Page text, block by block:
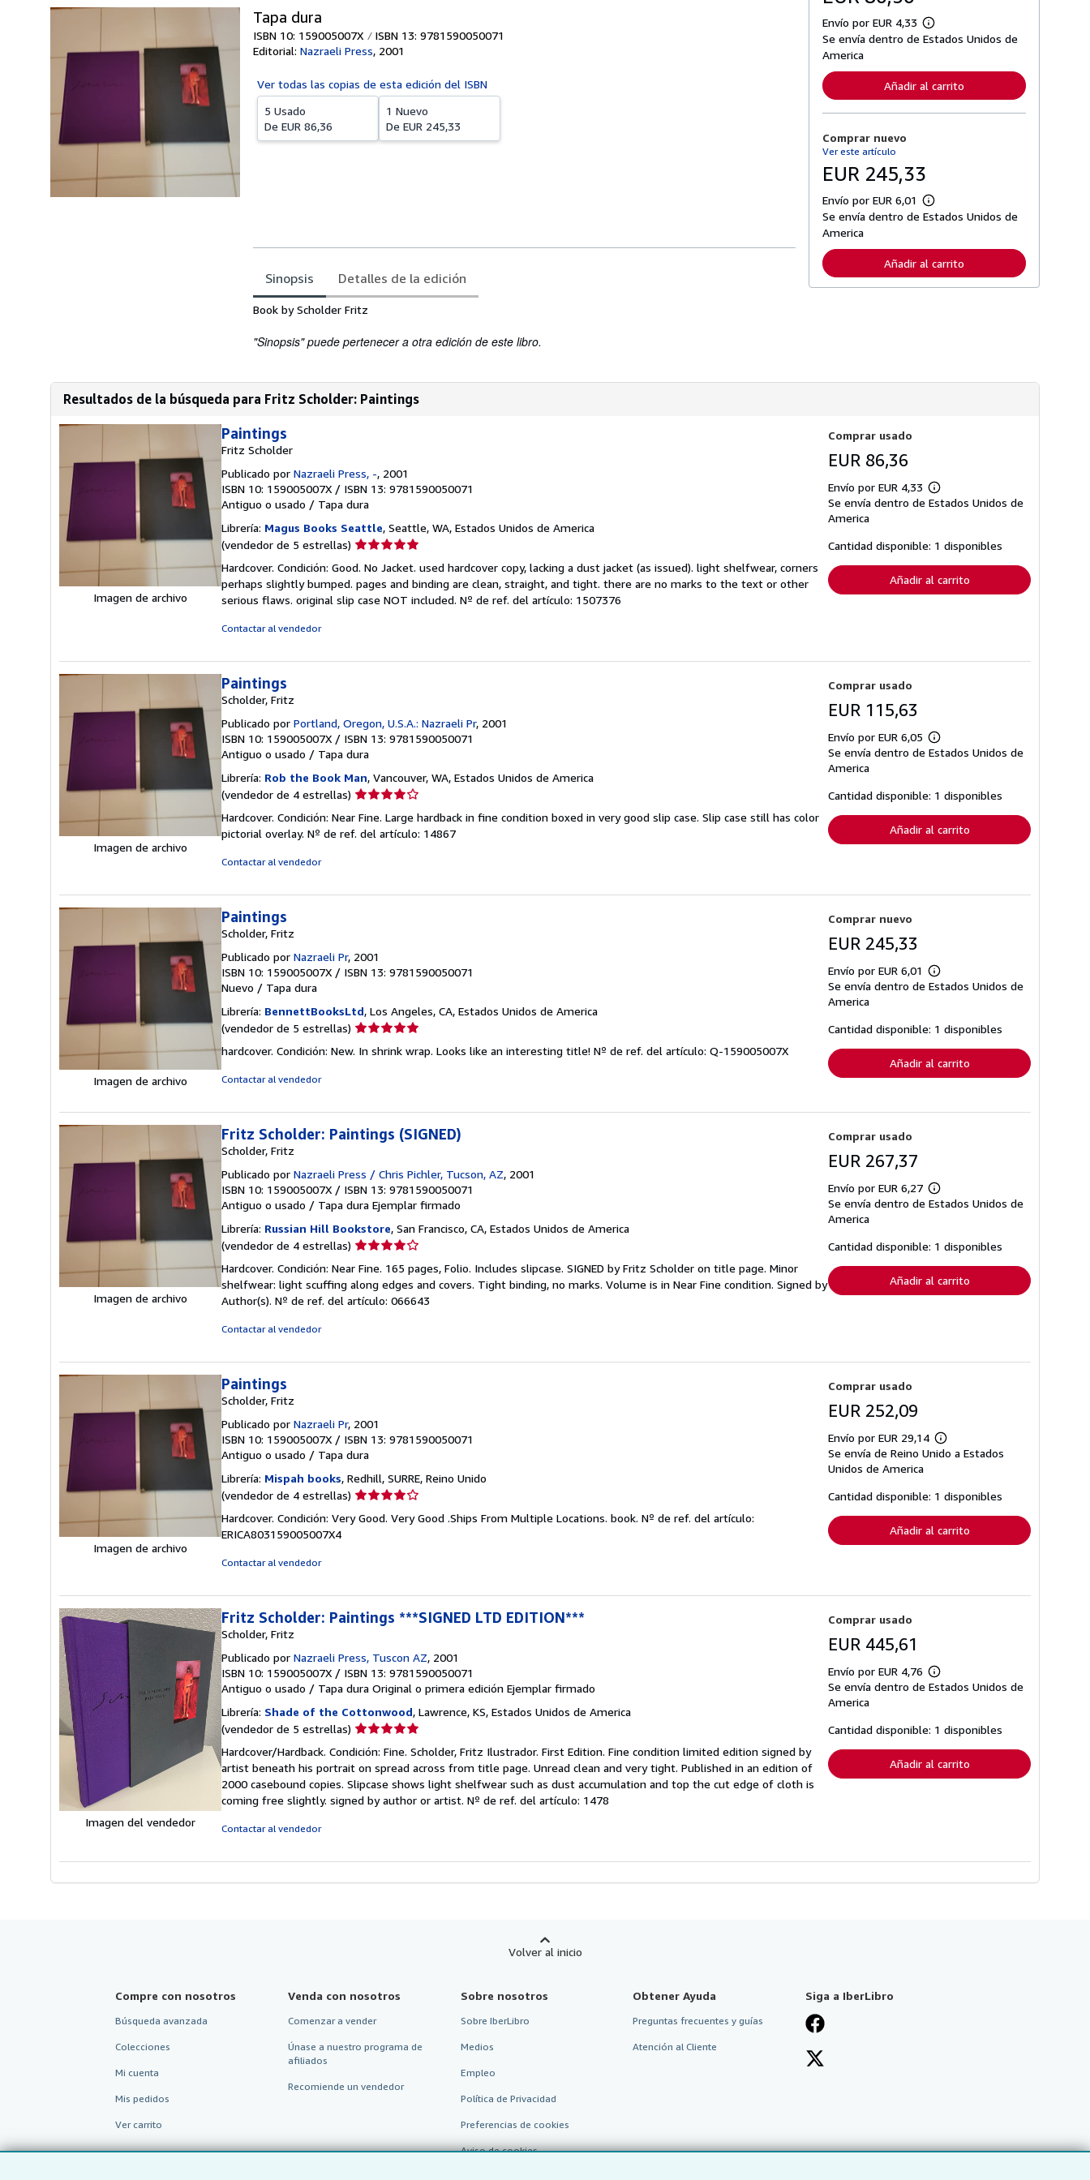
Tapa dura
ISBN 10: 159005007X ISBN 13: 9781590050071
Editorial: Nazraeli Press, 2001
Ver todas las copias de esta edición del ISBN
5 Usado
De EUR 86,36
1 Nuevo
De EUR 245,33
Sinopsis Detalles de la edición
Sinopsis
Book by Scholder Fritz
"Sinopsis" puede pertenecer a otra edición de este libro.
Envío por EUR 4,33
M
á
f
o
r
s
o
b
e
l
a
d
Se envía dentro de Estados Unidos de
America
Añadir al carrito
Comprar nuevo
Ver este artículo
EUR 245,33
Envío por EUR 6,01
M
á
f
o
r
a
r
i
s
e
n
Se envía dentro de Estados Unidos de
America
Añadir al carrito
Resultados de la búsqueda para Fritz Scholder: Paintings
Imagen de archivo
Paintings
Fritz Scholder
Publicado por Nazraeli Press, -, 2001
ISBN 10: 159005007X / ISBN 13: 9781590050071
Antiguo o usado / Tapa dura
Librería: Magus Books Seattle, Seattle, WA, Estados Unidos de America
(vendedor de 5 estrellas) Calificación
vendedor:
5
de
Hardcover. Condición: Good. No Jacket. used hardcover copy, lacking a dust jacket (as issued). light shelfwear, corners
perhaps slightly bumped. pages and binding are clean, straight, and tight. there are no marks to the text or other
serious flaws. original slip case NOT included. Nº de ref. del artículo: 1507376
Contactar al vendedor
Comprar usado
EUR 86,36
Envío por EUR 4,33
Más
información
tarifas
de
envío
Se envía dentro de Estados Unidos de
America
Cantidad disponible: 1 disponibles
Añadir al carrito
Imagen de archivo
Paintings
Scholder, Fritz
Publicado por Portland, Oregon, U.S.A.: Nazraeli Pr, 2001
ISBN 10: 159005007X / ISBN 13: 9781590050071
Antiguo o usado / Tapa dura
Librería: Rob the Book Man, Vancouver, WA, Estados Unidos de America
(vendedor de 4 estrellas) Calificación
vendedor:
4
Hardcover. Condición: Near Fine. Large hardback in fine condition boxed in very good slip case. Slip case still has color
pictorial overlay. Nº de ref. del artículo: 14867
Contactar al vendedor
Comprar usado
EUR 115,63
Envío por EUR 6,05
Más
información
tarifas
de
envío
Se envía dentro de Estados Unidos de
America
Cantidad disponible: 1 disponibles
Añadir al carrito
Imagen de archivo
Paintings
Scholder, Fritz
Publicado por Nazraeli Pr, 2001
ISBN 10: 159005007X / ISBN 13: 9781590050071
Nuevo / Tapa dura
Librería: BennettBooksLtd, Los Angeles, CA, Estados Unidos de America
(vendedor de 5 estrellas) Calificación
vendedor:
hardcover. Condición: New. In shrink wrap. Looks like an interesting title! Nº de ref. del artículo: Q-159005007X
Contactar al vendedor
Comprar nuevo
EUR 245,33
Envío por EUR 6,01
Más
información
tarifas
de
envío
Se envía dentro de Estados Unidos de
America
Cantidad disponible: 1 disponibles
Añadir al carrito
Imagen de archivo
Fritz Scholder: Paintings (SIGNED)
Scholder, Fritz
Publicado por Nazraeli Press / Chris Pichler, Tucson, AZ, 2001
ISBN 10: 159005007X / ISBN 13: 9781590050071
Antiguo o usado / Tapa dura Ejemplar firmado
Librería: Russian Hill Bookstore, San Francisco, CA, Estados Unidos de America
(vendedor de 4 estrellas) Calificación
vendedor:
4
de
Hardcover. Condición: Near Fine. 165 pages, Folio. Includes slipcase. SIGNED by Fritz Scholder on title page. Minor
shelfwear: light scuffing along edges and covers. Tight binding, no marks. Volume is in Near Fine condition. Signed by
Author(s). Nº de ref. del artículo: 066643
Contactar al vendedor
Comprar usado
EUR 267,37
Envío por EUR 6,27
Más
información
tarifas
de
envío
Se envía dentro de Estados Unidos de
America
Cantidad disponible: 1 disponibles
Añadir al carrito
Imagen de archivo
Paintings
Scholder, Fritz
Publicado por Nazraeli Pr, 2001
ISBN 10: 159005007X / ISBN 13: 9781590050071
Antiguo o usado / Tapa dura
Librería: Mispah books, Redhill, SURRE, Reino Unido
(vendedor de 4 estrellas) Calificación
vendedor:
Hardcover. Condición: Very Good. Very Good .Ships From Multiple Locations. book. Nº de ref. del artículo:
ERICA803159005007X4
Contactar al vendedor
Comprar usado
EUR 252,09
Envío por EUR 29,14
Más
información
tarifas
de
envío
Se envía de Reino Unido a Estados
Unidos de America
Cantidad disponible: 1 disponibles
Añadir al carrito
Imagen del vendedor
Fritz Scholder: Paintings ***SIGNED LTD EDITION***
Scholder, Fritz
Publicado por Nazraeli Press, Tuscon AZ, 2001
ISBN 10: 159005007X / ISBN 13: 9781590050071
Antiguo o usado / Tapa dura Original o primera edición Ejemplar firmado
Librería: Shade of the Cottonwood, Lawrence, KS, Estados Unidos de America
(vendedor de 5 estrellas) Calificación
vendedor:
5
de
5
Hardcover/Hardback. Condición: Fine. Scholder, Fritz Ilustrador. First Edition. Fine condition limited edition signed by
artist beneath his portrait on spread across from title page. Unread clean and very tight. Published in an edition of
2000 casebound copies. Slipcase shows light shelfwear such as dust accumulation and top the cut edge of cloth is
coming free slightly. signed by author or artist. Nº de ref. del artículo: 1478
Contactar al vendedor
Comprar usado
EUR 445,61
Envío por EUR 4,76
Más
información
tarifas
de
envío
Se envía dentro de Estados Unidos de
America
Cantidad disponible: 1 disponibles
Añadir al carrito
Volver al inicio
Compre con nosotros
Búsqueda avanzada
Colecciones
Mi cuenta
Mis pedidos
Ver carrito
Venda con nosotros
Comenzar a vender
Únase a nuestro programa de
afiliados
Recomiende un vendedor
Sobre nosotros
Sobre IberLibro
Medios
Empleo
Política de Privacidad
Preferencias de cookies
Aviso de cookies
Obtener Ayuda
Preguntas frecuentes y guías
Atención al Cliente
Siga a IberLibro